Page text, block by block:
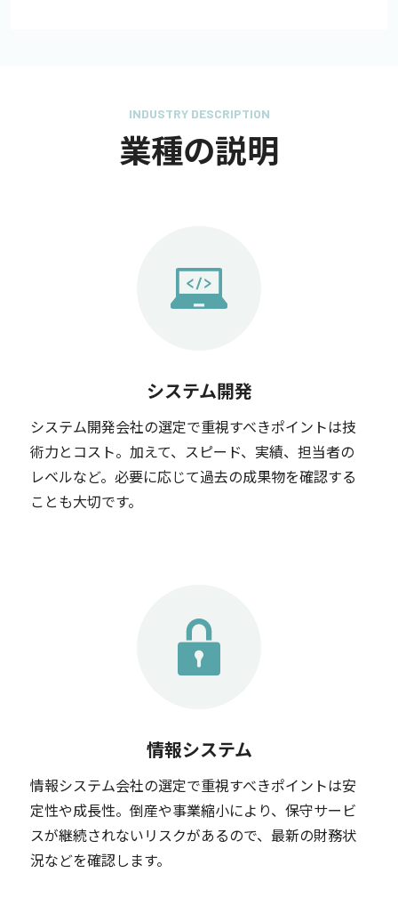
INDUSTRY DESCRIPTION
業種の説明
システム開発
システム開発会社の選定で重視すべきポイントは技
術力とコスト。加えて、スピード、実績、担当者の
レベルなど。必要に応じて過去の成果物を確認する
ことも大切です。
情報システム
情報システム会社の選定で重視すべきポイントは安
定性や成長性。倒産や事業縮小により、保守サービ
スが継続されないリスクがあるので、最新の財務状
況などを確認します。